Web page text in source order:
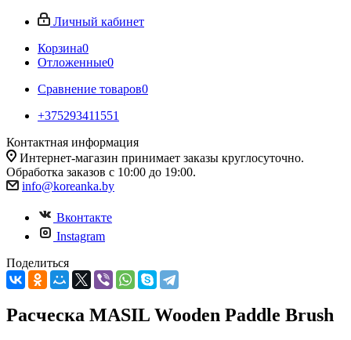
Личный кабинет
Корзина0
Отложенные0
Сравнение товаров0
+375293411551
Контактная информация
Интернет-магазин принимает заказы круглосуточно.
Обработка заказов с 10:00 до 19:00.
info@koreanka.by
Вконтакте
Instagram
Поделиться
Расческа MASIL Wooden Paddle Brush